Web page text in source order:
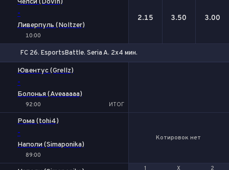
Челси (Dov1n)
-
Ливерпуль (Noltzer)
10:00
2.15 3.50 3.00
FC 26. EsportsBattle. Seria A. 2x4 мин.
Ювентус (Grellz)
-
Болонья (Aveaaaaa)
92:00 ИТОГ
Рома (tohi4)
-
Наполи (Simaponika)
89:00
Котировок нет
1 Х 2
1 Х 2